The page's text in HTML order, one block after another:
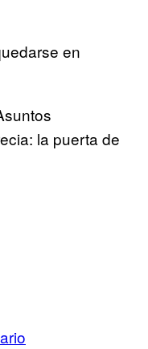
en
la puerta de